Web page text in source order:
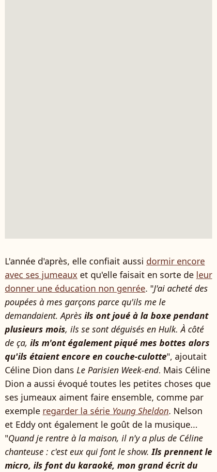
L'année d'après, elle confiait aussi dormir encore
avec ses jumeaux et qu'elle faisait en sorte de leur
donner une éducation non genrée. "J'ai acheté des
poupées à mes garçons parce qu'ils me le
demandaient. Après ils ont joué à la boxe pendant
plusieurs mois, ils se sont déguisés en Hulk. À côté
de ça, ils m'ont également piqué mes bottes alors
qu'ils étaient encore en couche-culotte", ajoutait
Céline Dion dans Le Parisien Week-end. Mais Céline
Dion a aussi évoqué toutes les petites choses que
ses jumeaux aiment faire ensemble, comme par
exemple regarder la série Young Sheldon. Nelson
et Eddy ont également le goût de la musique...
"Quand je rentre à la maison, il n'y a plus de Céline
chanteuse : c'est eux qui font le show.Ils prennent le
micro, ils font du karaoké, mon grand écrit du